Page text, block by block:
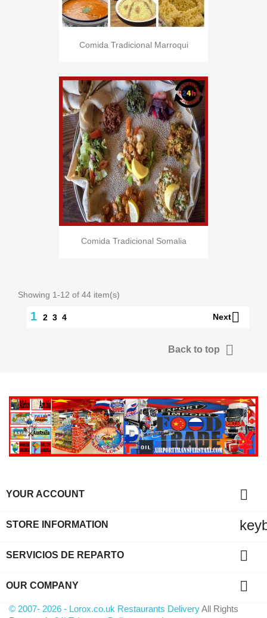
Comida Tradicional Marroqui
Comida Tradicional Somalia
Showing 1-12 of 44 item(s)
1 2 3 4 Next
Back to top 
YOUR ACCOUNT 
STORE INFORMATION
SERVICIOS DE REPARTO 
OUR COMPANY 
© 2007- 2026 - Lorox.co.uk Restaurants DeliveryAll Rights